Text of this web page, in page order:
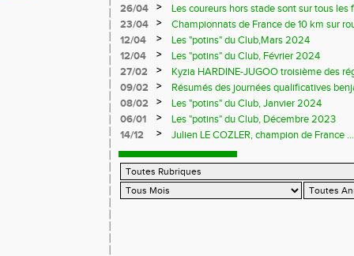
26/04
>
Les coureurs hors stade sont sur tous les
23/04
>
Championnats de France de 10 km sur
12/04
>
Les "potins" du Club,Mars 2024
12/04
>
Les "potins" du Club, Février 2024
27/02
>
Kyzia HARDINE-JUGOO troisième des
09/02
>
Résumés des journées qualificatives
08/02
>
Les "potins" du Club, Janvier 2024
06/01
>
Les "potins" du Club, Décembre 2023
14/12
> Julien LE COZLER, champion de France ...